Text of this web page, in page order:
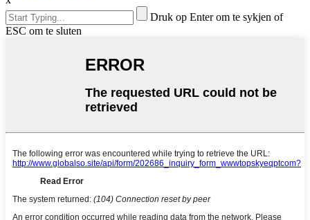
Druk op Enter om te sykjen of
ESC om te sluten